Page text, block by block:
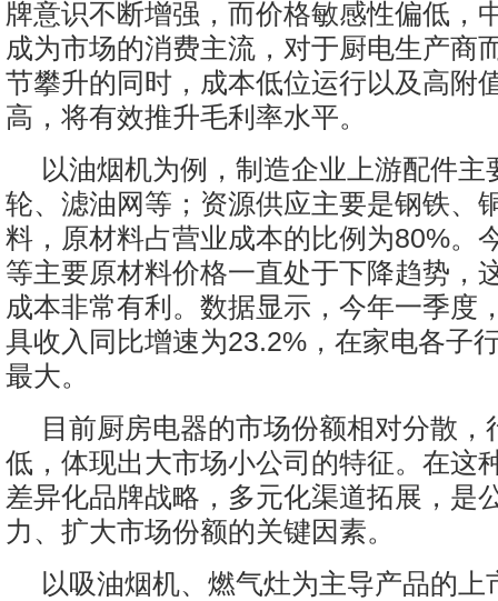
牌意识不断增强，而价格敏感性偏低，
成为市场的消费主流，对于厨电生产商
节攀升的同时，成本低位运行以及高附
高，将有效推升毛利率水平。
以油烟机为例，制造企业上游配件主
轮、滤油网等；资源供应主要是钢铁、
料，原材料占营业成本的比例为80%。
等主要原材料价格一直处于下降趋势，
成本非常有利。数据显示，今年一季度
具收入同比增速为23.2%，在家电各子
最大。
目前厨房电器的市场份额相对分散，
低，体现出大市场小公司的特征。在这
差异化品牌战略，多元化渠道拓展，是
力、扩大市场份额的关键因素。
以吸油烟机、燃气灶为主导产品的上